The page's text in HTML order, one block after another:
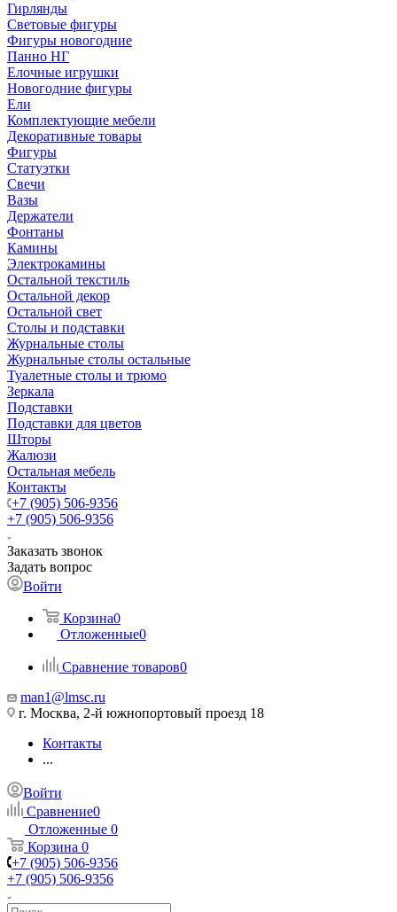
Гирлянды
Световые фигуры
Фигуры новогодние
Панно НГ
Елочные игрушки
Новогодние фигуры
Ели
Комплектующие мебели
Декоративные товары
Фигуры
Статуэтки
Свечи
Вазы
Держатели
Фонтаны
Камины
Электрокамины
Остальной текстиль
Остальной декор
Остальной свет
Столы и подставки
Журнальные столы
Журнальные столы остальные
Туалетные столы и трюмо
Зеркала
Подставки
Подставки для цветов
Шторы
Жалюзи
Остальная мебель
Контакты
+7 (905) 506-9356
+7 (905) 506-9356
Заказать звонок
Задать вопрос
Войти
Корзина0
Отложенные0
Сравнение товаров0
man1@lmsc.ru
г. Москва, 2-й южнопортовый проезд 18
Контакты
...
Войти
Сравнение0
Отложенные 0
Корзина 0
+7 (905) 506-9356
+7 (905) 506-9356